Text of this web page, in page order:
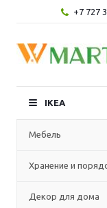
+7 727
IKEA
Мебель
Хранение и
Декор для дома